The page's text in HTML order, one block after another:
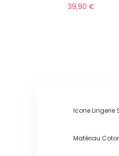
39,90 €
Icone Lingerie